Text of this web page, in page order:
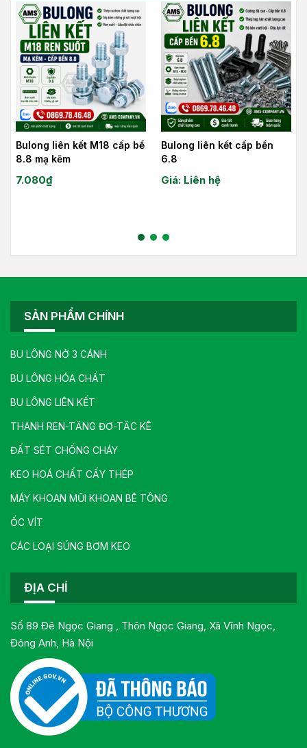
Bulong liên kết cấp bền
6.8
Giá: Liên hệ
Bulong liên kết M16 cấp bề
8.8 mạ kẽm
5.160₫
SẢN PHẨM CHÍNH
BU LÔNG NỞ 3 CÁNH
BU LÔNG HÓA CHẤT
BU LÔNG LIÊN KẾT
THANH REN-TĂNG ĐƠ-TĂC KÊ
ĐẤT SÉT CHỐNG CHÁY
KEO HOÁ CHẤT CẤY THÉP
MÁY KHOAN MŨI KHOAN BÊ TÔNG
ỐC VÍT
CÁC LOẠI SÚNG BƠM KEO
ĐỊA CHỈ
Số 89 Đê Ngọc Giang , Thôn Ngọc Giang, Xã Vĩnh Ngọc,
Đông Anh, Hà Nội